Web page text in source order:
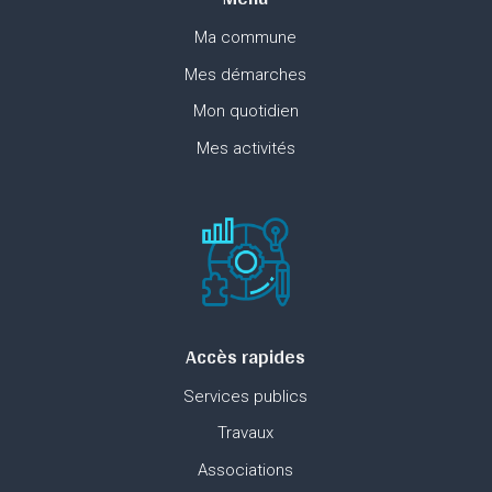
Ma commune
Mes démarches
Mon quotidien
Mes activités
Accès rapides
Services publics
Travaux
Associations